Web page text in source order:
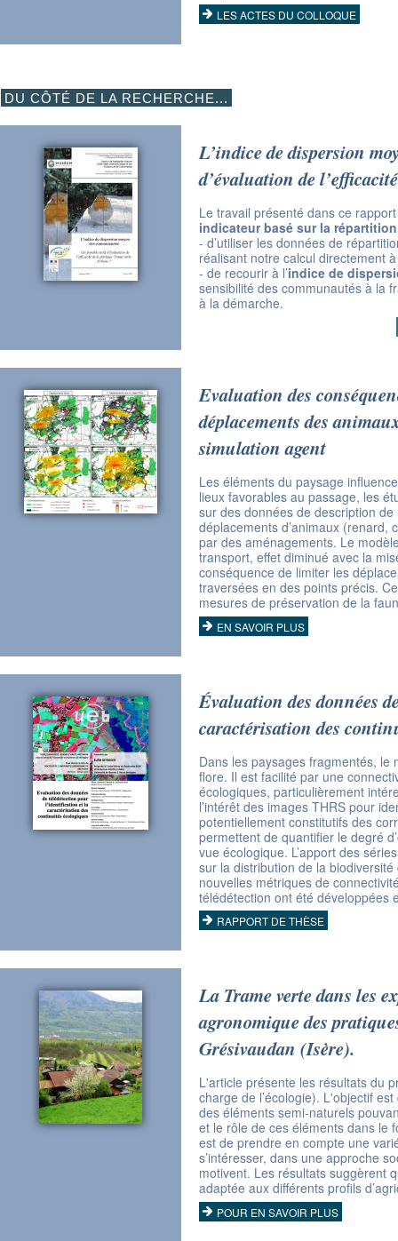
LES ACTES DU COLLOQUE
DU CÔTÉ DE LA RECHERCHE...
L’indice de dispersion
d’évaluation de
Le travail présenté dans ce
indicateur basé sur la répartition
‐ d’utiliser les données de
réalisant notre calcul directement
‐ de recourir à l’indice de
sensibilité des communautés à la
à la démarche.
Evaluation des
déplacements des
simulation agent
Les éléments du paysage
lieux favorables au passage, les
sur des données de description de
déplacements d’animaux (renard,
par des aménagements. Le
transport, effet diminué avec la
conséquence de limiter les
traversées en des points précis.
mesures de préservation de la
EN SAVOIR PLUS
Évaluation des données
caractérisation des
Dans les paysages fragmentés,
flore. Il est facilité par une
écologiques, particulièrement
l’intérêt des images THRS pour
potentiellement constitutifs des
permettent de quantifier le degré
vue écologique. L’apport des
sur la distribution de la
nouvelles métriques de
télédétection ont été développées
RAPPORT DE THÈSE
La Trame verte dans les
agronomique des
Grésivaudan (Isère).
L'article présente les résultats du
charge de l’écologie). L'objectif
des éléments semi-naturels
et le rôle de ces éléments dans le
est de prendre en compte une
s’intéresser, dans une approche
motivent. Les résultats suggèrent
adaptée aux différents profils
POUR EN SAVOIR PLUS